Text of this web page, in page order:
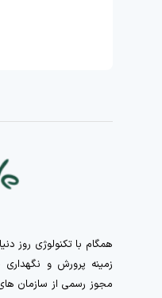
زمینه پرورش و نگهداری
مجوز رسمی از سازمان